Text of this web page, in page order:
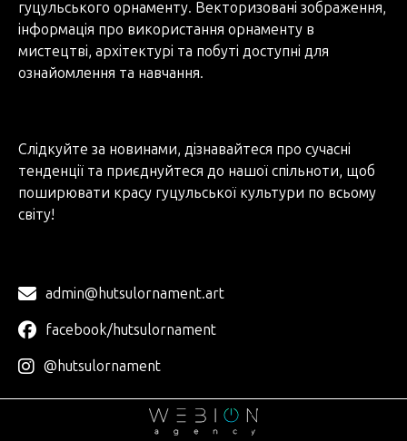
гуцульського орнаменту. Векторизовані зображення,
інформація про використання орнаменту в
мистецтві, архітектурі та побуті доступні для
ознайомлення та навчання.
Слідкуйте за новинами, дізнавайтеся про сучасні
тенденції та приєднуйтеся до нашої спільноти, щоб
поширювати красу гуцульської культури по всьому
світу!
admin@hutsulornament.art
facebook/hutsulornament
@hutsulornament